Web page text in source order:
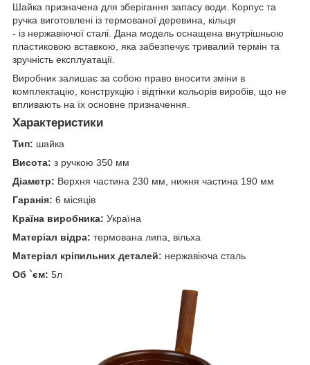
Шайка призначена для зберігання запасу води. Корпус та
ручка виготовлені із термованої деревина, кільця
- із нержавіючої сталі. Дана модель оснащена внутрішньою
пластиковою вставкою, яка забезпечує тривалий термін та
зручність експлуатації.
Виробник залишає за собою право вносити зміни в
комплектацію, конструкцію і відтінки кольорів виробів, що не
впливають на їх основне призначення.
Характеристики
Тип: шайка
Висота: з ручкою 350 мм
Діаметр: Верхня частина 230 мм, нижня частина 190 мм
Гаранія: 6 місяців
Країна виробника: Україна
Матеріал відра: термована липа, вільха
Матеріал кріпильних деталей: нержавіюча сталь
Об `єм: 5л